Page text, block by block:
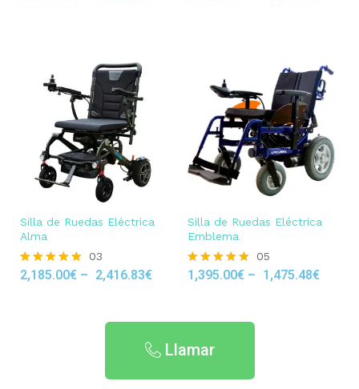
Silla de Ruedas Eléctrica
Alma
Rated
03
2,185.00€ – 2,416.83€
Silla de Ruedas Eléctrica
Emblema
Rated
05
1,395.00€ – 1,475.48€
Llamar